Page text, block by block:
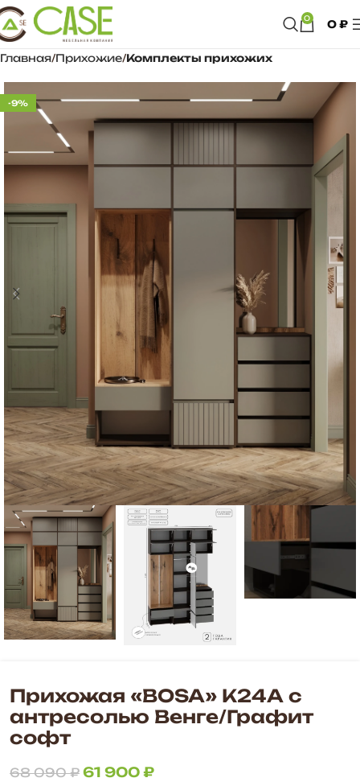
0 0₽
Главная Прихожие Комплекты прихожих
-9%
Прихожая «BOSA» К24А с
антресолью Венге/Графит
софт
68 090₽ 61 900₽